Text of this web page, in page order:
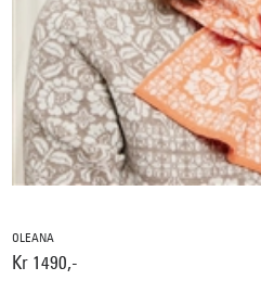
OLEANA
Kr 1490,-